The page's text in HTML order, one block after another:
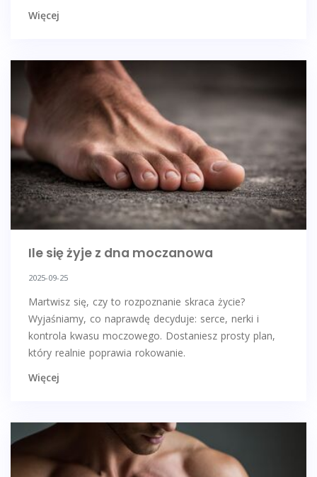
Więcej
Ile się żyje z dna moczanowa
2025-09-25
Martwisz się, czy to rozpoznanie skraca życie?
Wyjaśniamy, co naprawdę decyduje: serce, nerki i
kontrola kwasu moczowego. Dostaniesz prosty plan,
który realnie poprawia rokowanie.
Więcej